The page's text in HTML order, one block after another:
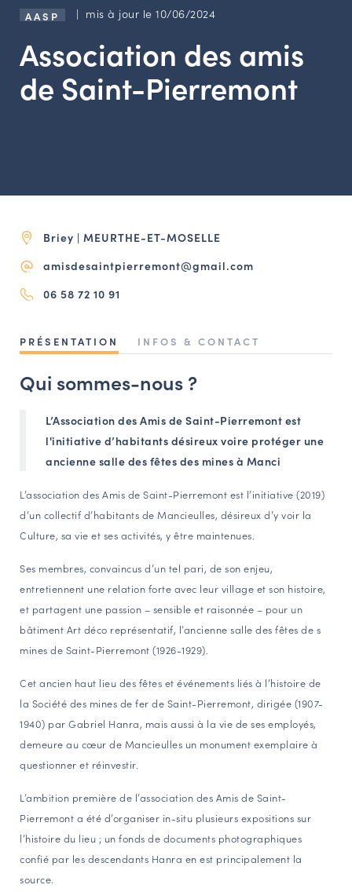
LES ACTIONS PHARES
Agenda
BOURSE D’ÉCHANGE
OUTILS EN LIGNE
Espace acteurs
PORTAIL CULTURE
Comité d'Histoire Régionale
VOUS ÊTES…
Amateurs d’histoire et de patrimoine
Responsables de structures
Étudiants & chercheurs
AASP | mis à jour le 10/06/2024
Association des amis
de Saint-Pierremont
Briey | MEURTHE-ET-MOSELLE
amisdesaintpierremont@gmail.com
06 58 72 10 91
PRÉSENTATION INFOS & CONTACT
Qui sommes-nous ?
L’Association des Amis de Saint-Pierremont est
l'initiative d’habitants désireux voire protéger une
ancienne salle des fêtes des mines à Manci
L’association des Amis de Saint-Pierremont est l’initiative (2019)
d’un collectif d’habitants de Mancieulles, désireux d’y voir la
Culture, sa vie et ses activités, y être maintenues.
Ses membres, convaincus d’un tel pari, de son enjeu,
entretiennent une relation forte avec leur village et son histoire,
et partagent une passion – sensible et raisonnée – pour un
bâtiment Art déco représentatif, l’ancienne salle des fêtes de s
mines de Saint-Pierremont (1926-1929).
Cet ancien haut lieu des fêtes et événements liés à l’histoire de
la Société des mines de fer de Saint-Pierremont, dirigée (1907-
1940) par Gabriel Hanra, mais aussi à la vie de ses employés,
demeure au cœur de Mancieulles un monument exemplaire à
questionner et réinvestir.
L’ambition première de l’association des Amis de Saint-
Pierremont a été d’organiser in-situ plusieurs expositions sur
l’histoire du lieu ; un fonds de documents photographiques
confié par les descendants Hanra en est principalement la
source.